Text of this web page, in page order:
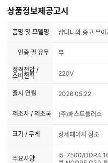
상품정보제공고시
품명 및 모델명 샵다나와 중고 무
인증 필 유무 무
정격전압 /
소비전력
220V
출시 연월 2026.05.22
제조자 / 제조국 (주)패스트플러스
크기 / 무게 상세페이지 참조
주요사양
I5-7500/DDR4